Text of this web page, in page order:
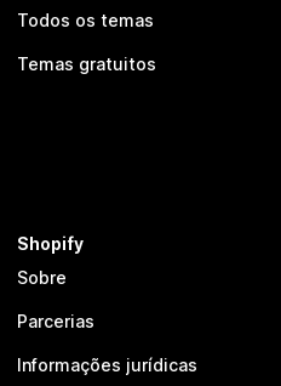
Todos os temas
Temas gratuitos
Shopify
Sobre
Parcerias
Informações jurídicas